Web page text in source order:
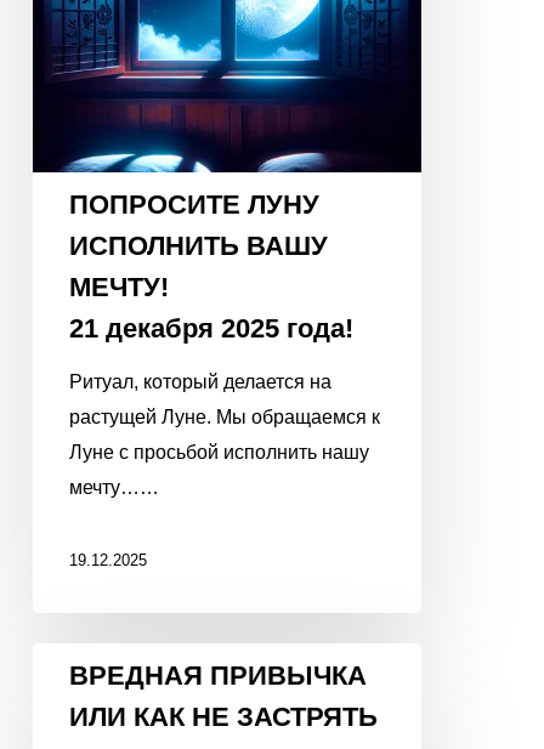
декабря
2025
года!
ПОПРОСИТЕ ЛУНУ
ИСПОЛНИТЬ ВАШУ
МЕЧТУ!
21 декабря 2025 года!
Ритуал, который делается на
растущей Луне. Мы обращаемся к
Луне с просьбой исполнить нашу
мечту……
19.12.2025
ПРИВЫЧКА
ИЛИ
ВРЕДНАЯ ПРИВЫЧКА
ИЛИ КАК НЕ ЗАСТРЯТЬ